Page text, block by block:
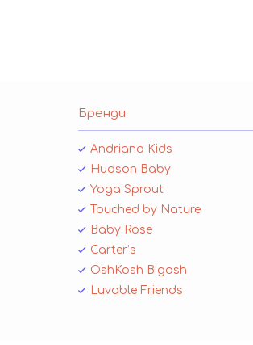
Бренди
Andriana Kids
Hudson Baby
Yoga Sprout
Touched by Nature
Baby Rose
Carter’s
OshKosh B’gosh
Luvable Friends